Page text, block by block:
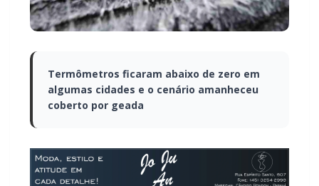
Termômetros ficaram abaixo de zero em
algumas cidades e o cenário amanheceu
coberto por geada
O frio ganhou força no Paraná na manhã desta
quarta-feira (8) e derrubou as temperaturas em